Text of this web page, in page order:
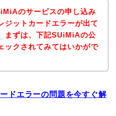
のサービスの申し込み
ジットカードエラーが出て
まずは、下記SUiMiAの公
ックされてみてはいかがで
ドエラーの問題を今すぐ解